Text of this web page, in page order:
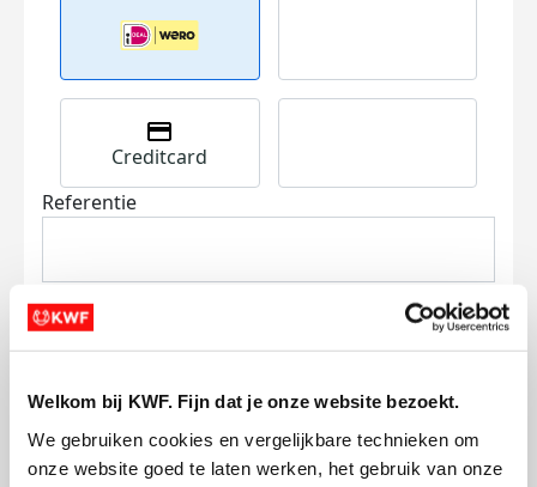
Welkom bij KWF. Fijn dat je onze website bezoekt.
We gebruiken cookies en vergelijkbare technieken om
onze website goed te laten werken, het gebruik van onze
Creditcard
Referentie
en betaal €0.75 extra.